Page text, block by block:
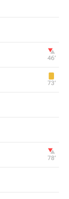
46‎’‎
73‎’‎
78‎’‎